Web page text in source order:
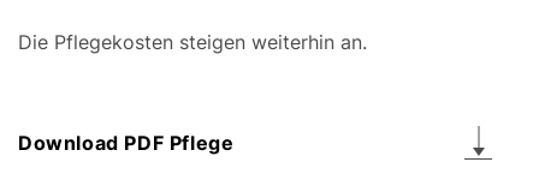
Die Pflegekosten steigen weiterhin an.
Download PDF Pflege